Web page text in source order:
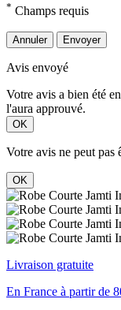
* Champs requis
Annuler Envoyer
Avis envoyé
Votre avis a bien été
l'aura approuvé.
OK
Votre avis ne peut pas
OK
Livraison gratuite
En France à partir de